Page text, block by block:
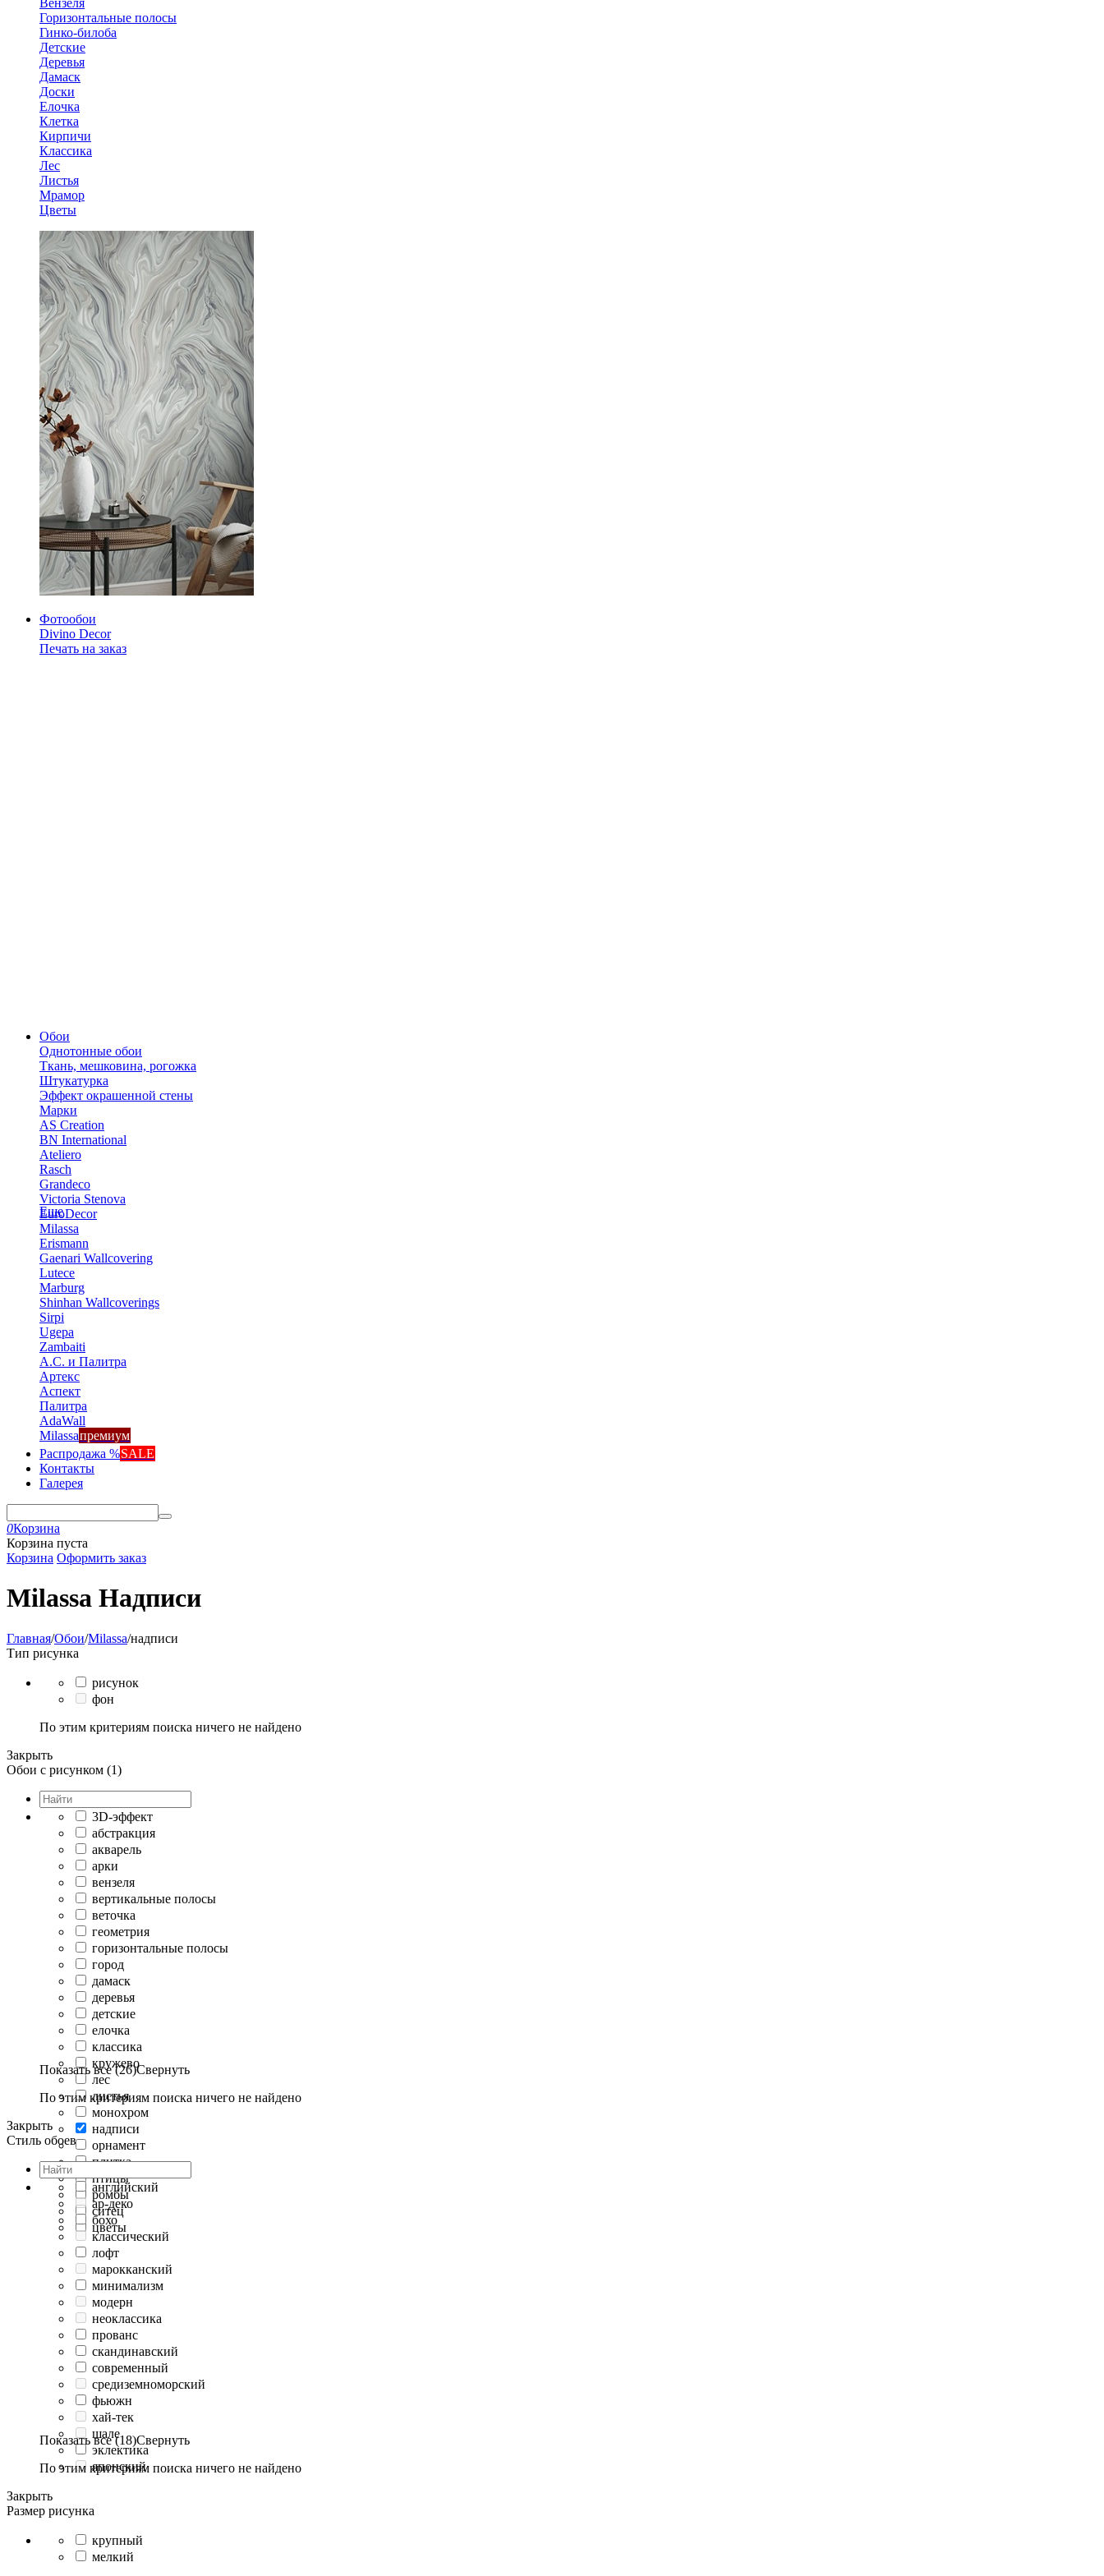
Вензеля
Горизонтальные полосы
Гинко-билоба
Детские
Деревья
Дамаск
Доски
Елочка
Клетка
Кирпичи
Классика
Лес
Листья
Мрамор
Цветы
Фотообои
Divino Decor
Печать на заказ
Обои
Однотонные обои
Ткань, мешковина, рогожка
Штукатурка
Эффект окрашенной стены
Марки
AS Creation
BN International
Ateliero
Rasch
Grandeco
Victoria Stenova
EuroDecor
Milassa
Erismann
Gaenari Wallcovering
Lutece
Marburg
Shinhan Wallcoverings
Sirpi
Ugepa
Zambaiti
А.С. и Палитра
Артекс
Аспект
Палитра
AdaWall
Milassaпремиум
Еще
Распродажа %SALE
Контакты
Галерея
0Корзина
Корзина пуста
Корзина Оформить заказ
Milassa Надписи
Главная/Обои/Milassa/надписи
Тип рисунка
рисунок
фон
По этим критериям поиска ничего не найдено
Закрыть
Обои с рисунком (1)
3D-эффект
абстракция
акварель
арки
вензеля
вертикальные полосы
веточка
геометрия
горизонтальные полосы
город
дамаск
деревья
детские
елочка
классика
кружево
лес
листья
монохром
надписи
орнамент
плитка
птицы
ромбы
ситец
цветы
Показать все (26)Свернуть
По этим критериям поиска ничего не найдено
Закрыть
Стиль обоев
английский
ар-деко
бохо
классический
лофт
марокканский
минимализм
модерн
неоклассика
прованс
скандинавский
современный
средиземноморский
фьюжн
хай-тек
шале
эклектика
японский
Показать все (18)Свернуть
По этим критериям поиска ничего не найдено
Закрыть
Размер рисунка
крупный
мелкий